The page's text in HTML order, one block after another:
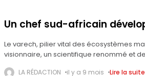
Un chef sud-africain
Le varech, pilier vital des écosystèmes
visionnaire, un scientifique renommé et
LA RÉDACTION il y a 9 mois Lire la suite